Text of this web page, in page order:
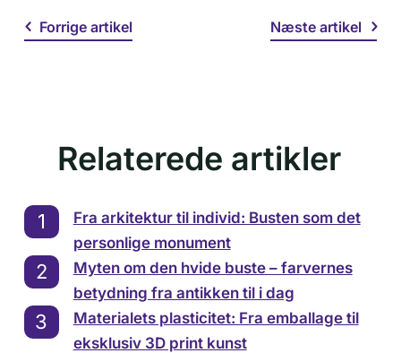
Forrige artikel Næste artikel
Relaterede artikler
Fra arkitektur til individ: Busten som det
personlige monument
Myten om den hvide buste – farvernes
betydning fra antikken til i dag
Materialets plasticitet: Fra emballage til
eksklusiv 3D print kunst